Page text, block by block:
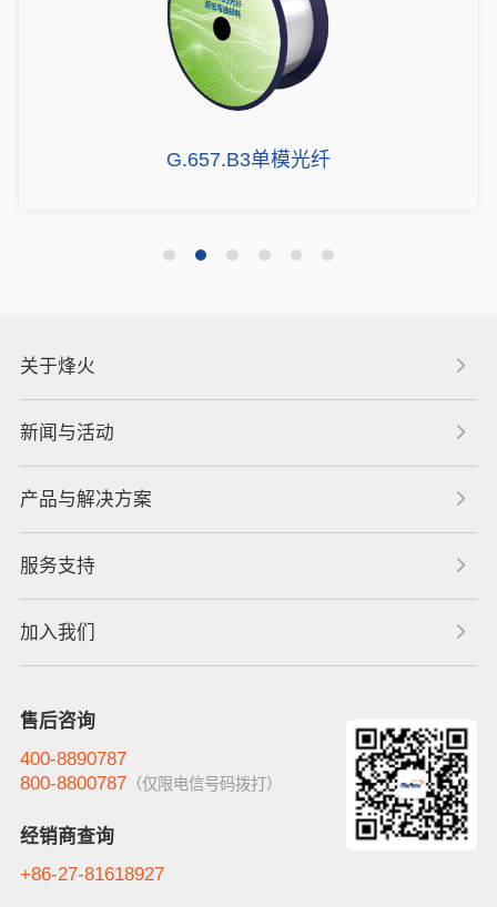
G.657.B3单模光纤
关于烽火
新闻与活动
产品与解决方案
服务支持
加入我们
售后咨询
400-8890787
800-8800787（仅限电信号码拨打）
经销商查询
+86-27-81618927